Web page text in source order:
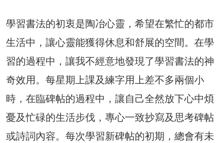
學習書法的初衷是陶冶心靈，希望在繁忙的都市
生活中，讓心靈能獲得休息和舒展的空間。在學
習的過程中，讓我不經意地發現了學習書法的神
奇效用。每星期上課及練字用上差不多兩個小
時，在臨碑帖的過程中，讓自己全然放下心中煩
憂及忙碌的生活步伐，專心一致抄寫及思考碑帖
或詩詞內容。每次學習新碑帖的初期，總會有未